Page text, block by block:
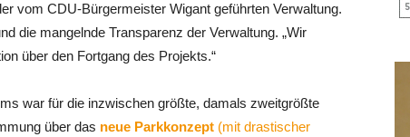
vom CDU-Bürgermeister Wigant geführten Verwaltung.
die mangelnde Transparenz der Verwaltung. „Wir
über den Fortgang des Projekts.“
war für die inzwischen größte, damals zweitgrößte
über das neue Parkkonzept (mit drastischer